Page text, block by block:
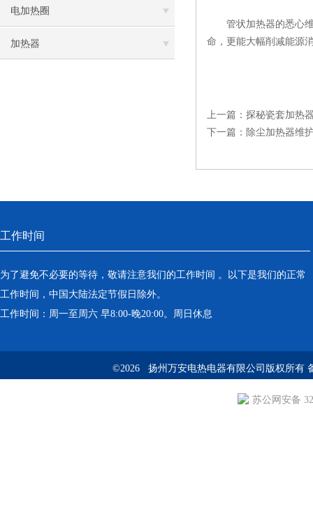
电加热圈
加热器
管状加热器的悉心维
命，更能大幅削减能源
上一篇： 探秘瓷套加热
下一篇： 除尘加热器维
工作时间
为了避免不必要的等待，敬请注意我们的工作时间 。以下是我们的正常
工作时间，中国大陆法定节假日除外。
工作时间：周一至周六 早8:00-晚20:00。周日休息
©2026 扬州万安电热电器有限公司版权所有
苏公网安备